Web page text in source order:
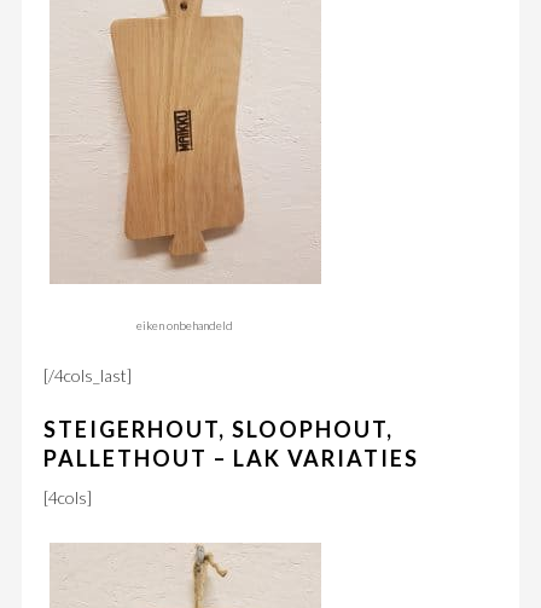
eiken onbehandeld
[/4cols_last]
STEIGERHOUT, SLOOPHOUT,
PALLETHOUT – LAK VARIATIES
[4cols]